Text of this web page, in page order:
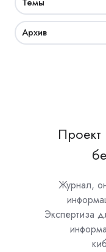
Архив
Журнал,
Экспертиза